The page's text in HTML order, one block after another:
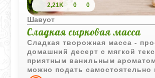
2,21K 0 0
Шавуот
Сладкая сырковая масса
Сладкая творожная масса -
домашний десерт с мягкой
приятным ванильным
можно подать самостоятельно